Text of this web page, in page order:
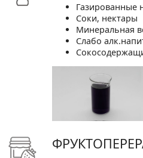
Газированные
Соки, нектары
Минеральная
Слабо